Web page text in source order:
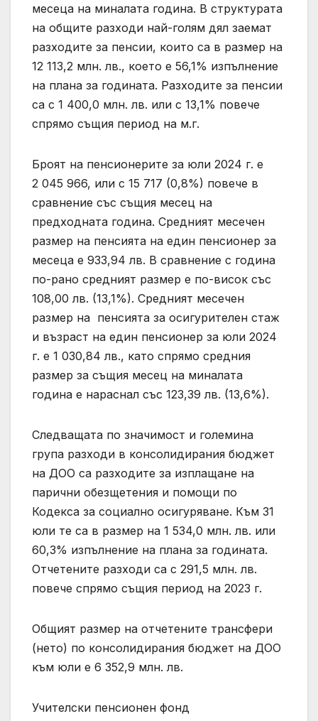
месеца на миналата година. В структурата
на общите разходи най-голям дял заемат
разходите за пенсии, които са в размер на
12 113,2 млн. лв., което е 56,1% изпълнение
на плана за годината. Разходите за пенсии
са с 1 400,0 млн. лв. или с 13,1% повече
спрямо същия период на м.г.
Броят на пенсионерите за юли 2024 г. е
2 045 966, или с 15 717 (0,8%) повече в
сравнение със същия месец на
предходната година. Средният месечен
размер на пенсията на един пенсионер за
месеца е 933,94 лв. В сравнение с година
по-рано средният размер е по-висок със
108,00 лв. (13,1%). Средният месечен
размер на пенсията за осигурителен стаж
и възраст на един пенсионер за юли 2024
г. е 1 030,84 лв., като спрямо средния
размер за същия месец на миналата
година е нараснал със 123,39 лв. (13,6%).
Следващата по значимост и големина
група разходи в консолидирания бюджет
на ДОО са разходите за изплащане на
парични обезщетения и помощи по
Кодекса за социално осигуряване. Към 31
юли те са в размер на 1 534,0 млн. лв. или
60,3% изпълнение на плана за годината.
Отчетените разходи са с 291,5 млн. лв.
повече спрямо същия период на 2023 г.
Общият размер на отчетените трансфери
(нето) по консолидирания бюджет на ДОО
към юли е 6 352,9 млн. лв.
Учителски пенсионен фонд